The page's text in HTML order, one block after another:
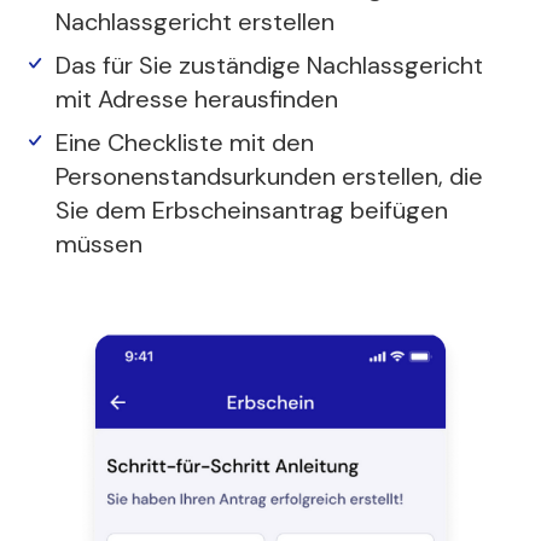
Nachlassgericht erstellen
Das für Sie zuständige Nachlassgericht
mit Adresse herausfinden
Eine Checkliste mit den
Personenstandsurkunden erstellen, die
Sie dem Erbscheinsantrag beifügen
müssen